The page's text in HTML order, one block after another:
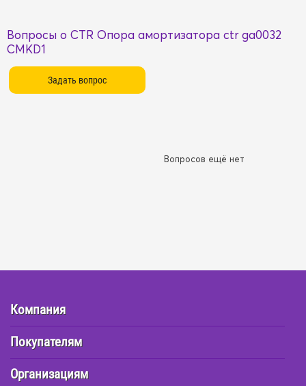
Вопросы о CTR Опора амортизатора ctr ga0032
CMKD1
Вопросов ещё нет
Компания
Покупателям
Организациям